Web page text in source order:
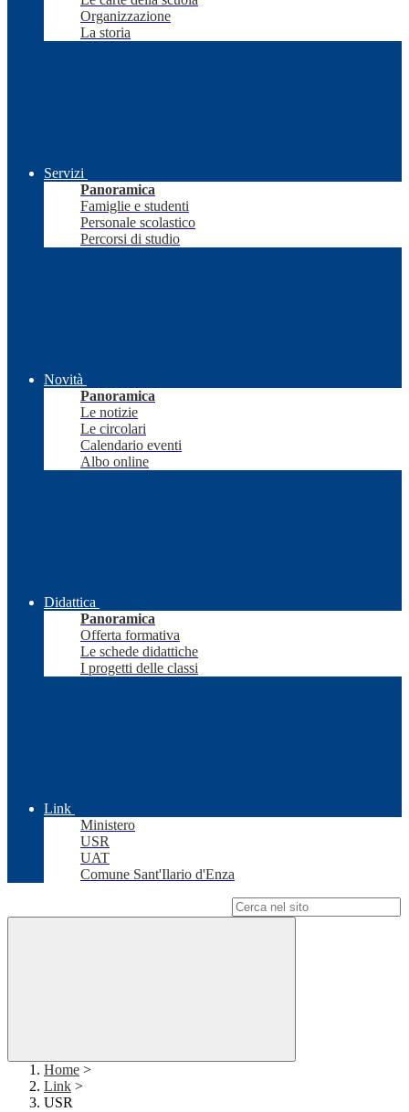
Organizzazione
La storia
Servizi
Panoramica
Famiglie e studenti
Personale scolastico
Percorsi di studio
Novità
Panoramica
Le notizie
Le circolari
Calendario eventi
Albo online
Didattica
Panoramica
Offerta formativa
Le schede didattiche
I progetti delle classi
Link
Ministero
USR
UAT
Comune Sant'Ilario d'Enza
Home >
Link >
USR